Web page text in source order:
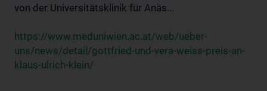
von der Universitätsklinik für Anäs...
https://www.meduniwien.ac.at/web/ueber-
uns/news/detail/gottfried-und-vera-weiss-preis-an-
klaus-ulrich-klein/